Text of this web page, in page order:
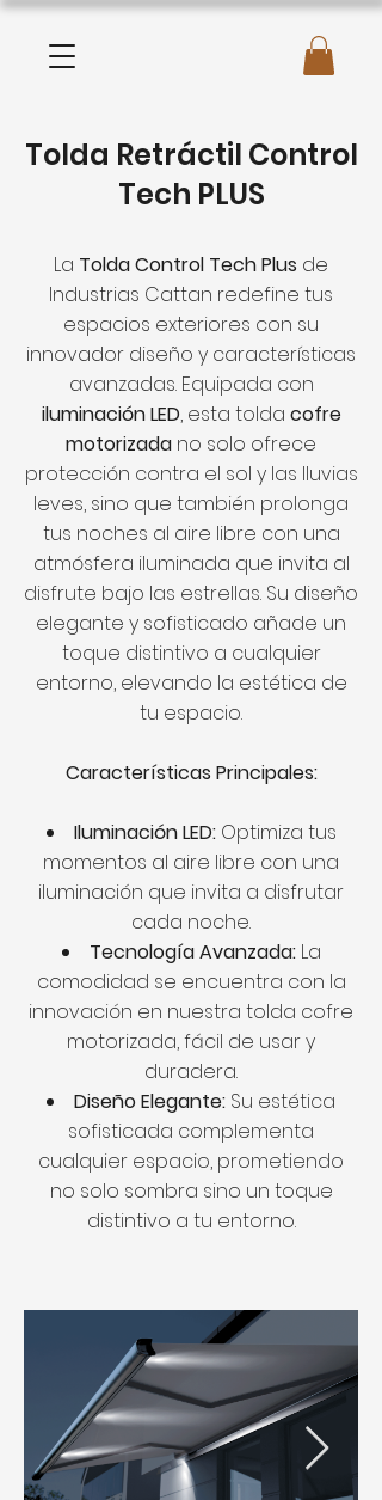
Tolda Retráctil Control
Tech PLUS
La Tolda Control Tech Plus de
Industrias Cattan redefine tus
espacios exteriores con su
innovador diseño y características
avanzadas. Equipada con
iluminación LED, esta tolda cofre
motorizada no solo ofrece
protección contra el sol y las lluvias
leves, sino que también prolonga
tus noches al aire libre con una
atmósfera iluminada que invita al
disfrute bajo las estrellas. Su diseño
elegante y sofisticado añade un
toque distintivo a cualquier
entorno, elevando la estética de
tu espacio.
Características Principales:
Iluminación LED:Optimiza tus
momentos al aire libre con una
iluminación que invita a disfrutar
cada noche.
Tecnología Avanzada:La
comodidad se encuentra con la
innovación en nuestra tolda cofre
motorizada, fácil de usar y
duradera.
Diseño Elegante: Su estética
sofisticada complementa
cualquier espacio, prometiendo
no solo sombra sino un toque
distintivo a tu entorno.